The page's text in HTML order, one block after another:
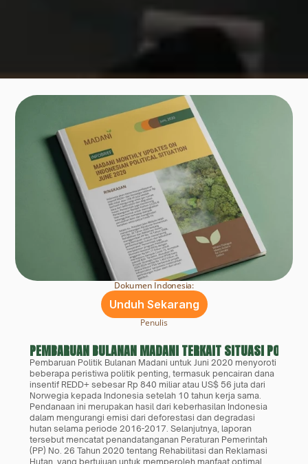
Dokumen Indonesia:
Unduh Sekarang
Penulis
PEMBARUAN BULANAN MADANI TERKAIT SITUASI
Pembaruan Politik Bulanan Madani untuk Juni 2020 menyoroti
beberapa peristiwa politik penting, termasuk pencairan dana
insentif REDD+ sebesar Rp 840 miliar atau US$ 56 juta dari
Norwegia kepada Indonesia setelah 10 tahun kerja sama.
Pendanaan ini merupakan hasil dari keberhasilan Indonesia
dalam mengurangi emisi dari deforestasi dan degradasi
hutan selama periode 2016-2017. Selanjutnya, laporan
tersebut mencatat penandatanganan Peraturan Pemerintah
(PP) No. 26 Tahun 2020 tentang Rehabilitasi dan Reklamasi
Hutan, yang bertujuan untuk memperoleh manfaat optimal